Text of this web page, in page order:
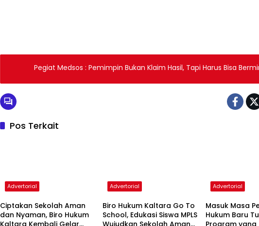
Pegiat Medsos : Pemimpin Bukan Klaim Hasil, Tapi Harus Bisa
Pos Terkait
Advertorial
Ciptakan Sekolah Aman
dan Nyaman, Biro Hukum
Kaltara Kembali Gelar
Advertorial
Biro Hukum Kaltara Go To
School, Edukasi Siswa MPLS
Wujudkan Sekolah Aman
Advertorial
Masuk Masa
Hukum Baru
Program yang